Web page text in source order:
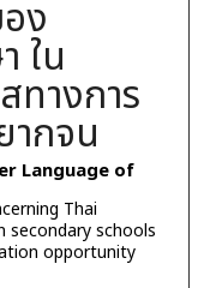
ง
ใน
ทางการ
ากจน
Language of
Thai
secondary schools
opportunity